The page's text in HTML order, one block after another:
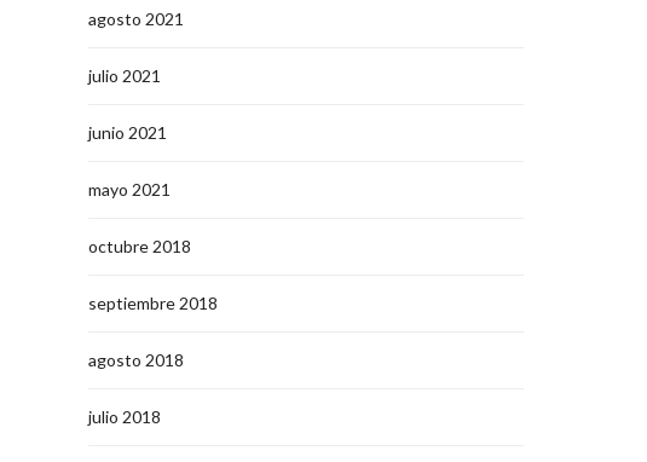
agosto 2021
julio 2021
junio 2021
mayo 2021
octubre 2018
septiembre 2018
agosto 2018
julio 2018